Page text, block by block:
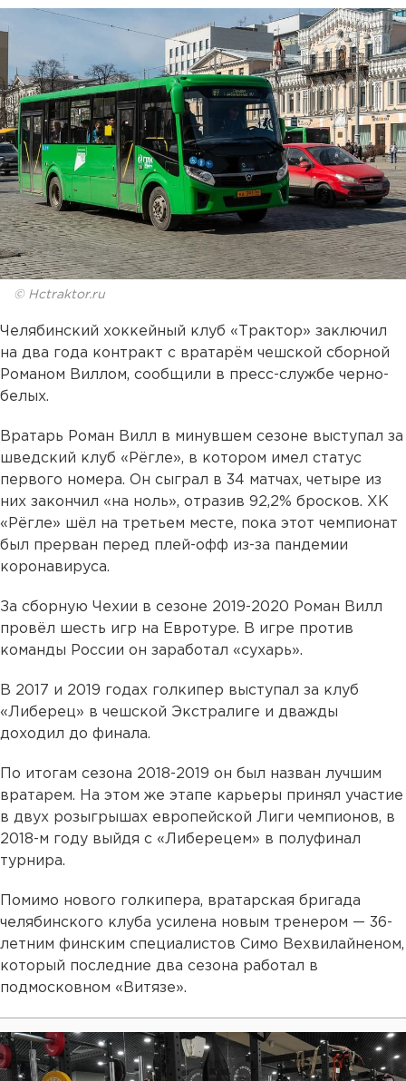
© Hctraktor.ru
Челябинский хоккейный клуб «Трактор» заключил
на два года контракт с вратарём чешской сборной
Романом Виллом, сообщили в пресс-службе черно-
белых.
Вратарь Роман Вилл в минувшем сезоне выступал за
шведский клуб «Рёгле», в котором имел статус
первого номера. Он сыграл в 34 матчах, четыре из
них закончил «на ноль», отразив 92,2% бросков. ХК
«Рёгле» шёл на третьем месте, пока этот чемпионат
был прерван перед плей-офф из-за пандемии
коронавируса.
За сборную Чехии в сезоне 2019-2020 Роман Вилл
провёл шесть игр на Евротуре. В игре против
команды России он заработал «сухарь».
В 2017 и 2019 годах голкипер выступал за клуб
«Либерец» в чешской Экстралиге и дважды
доходил до финала.
По итогам сезона 2018-2019 он был назван лучшим
вратарем. На этом же этапе карьеры принял участие
в двух розыгрышах европейской Лиги чемпионов, в
2018-м году выйдя с «Либерецем» в полуфинал
турнира.
Помимо нового голкипера, вратарская бригада
челябинского клуба усилена новым тренером — 36-
летним финским специалистов Симо Вехвилайненом,
который последние два сезона работал в
подмосковном «Витязе».